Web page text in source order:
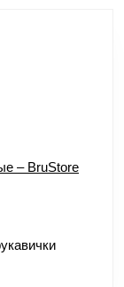
– BruStore